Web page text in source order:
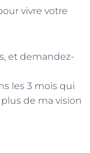
vivre votre
et demandez-
les 3 mois qui
de ma vision